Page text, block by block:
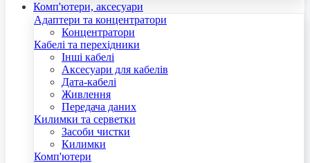
Комп'ютери, аксесуари
Адаптери та концентратори
Концентратори
Кабелі та перехідники
Інші кабелі
Аксесуари для кабелів
Дата-кабелі
Живлення
Передача даних
Килимки та серветки
Засоби чистки
Килимки
Комп'ютери